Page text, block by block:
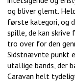
og bliver glemt.
første kategori, og
spille, de kan
tro over for den
Sidstnævnte punkt
utallige bands, der
Caravan helt